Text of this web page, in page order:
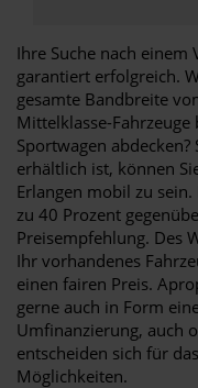
Ihre Suche nach einem
garantiert erfolgreich.
gesamte Bandbreite
Mittelklasse-Fahrzeuge
Sportwagen
erhältlich ist, können
Erlangen mobil zu
zu 40 Prozent
Preisempfehlung. Des
Ihr vorhandenes
einen fairen Preis.
gerne auch in Form
Umfinanzierung, auch
entscheiden sich für
Möglichkeiten.